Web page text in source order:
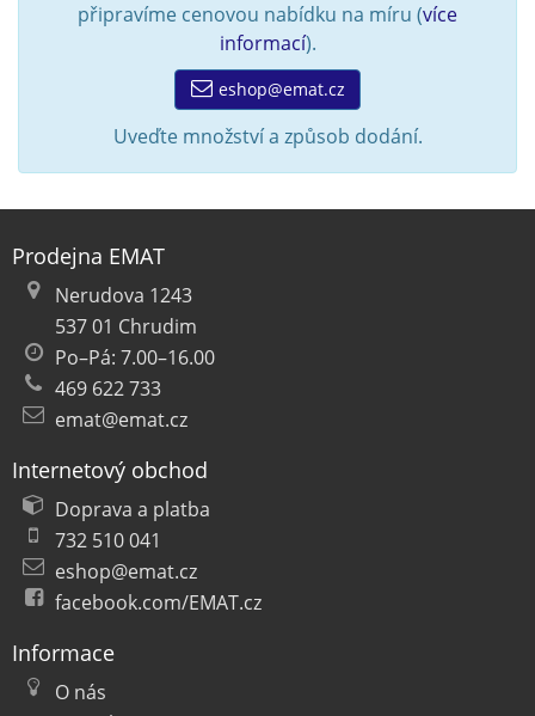
připravíme cenovou nabídku na míru (více
informací).
eshop@emat.cz
Uveďte množství a způsob dodání.
Prodejna EMAT
Nerudova 1243
537 01 Chrudim
Po–Pá: 7.00–16.00
469 622 733
emat@emat.cz
Internetový obchod
Doprava a platba
732 510 041
eshop@emat.cz
facebook.com/EMAT.cz
Informace
O nás